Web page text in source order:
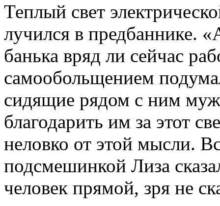
Теплый свет
лучился в предбаннике.
банька вряд ли сейчас
самообольщением
сидящие рядом с ним
благодарить им за этот
неловко от этой мысли.
подсмешинкой Лиза
человек прямой, зря не